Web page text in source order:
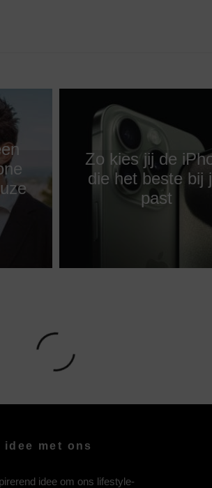
Zo kies jij de
die het beste bij
past
idee met ons
idee om ons lifestyle-